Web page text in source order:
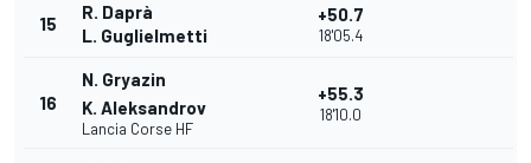
15
R. Daprà
L. Guglielmetti
+50.7
18'05.4
16
N. Gryazin
K. Aleksandrov
Lancia Corse HF
+55.3
18'10.0